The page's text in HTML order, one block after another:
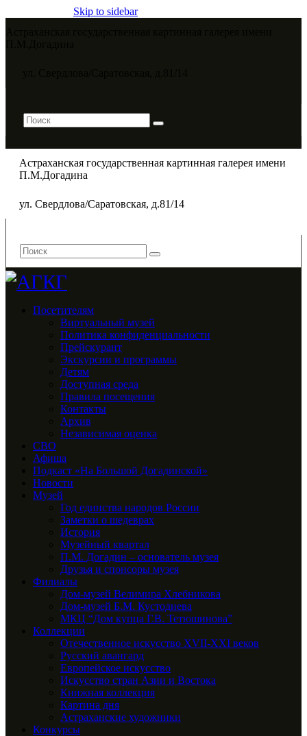
Skip to sidebar
Астраханская государственная картинная галерея имени
П.М.Догадина​
ул. Свердлова/Саратовская, д.81/14
Посетителям
Виртуальный музей
Политика конфиденциальности
Прейскурант
Экскурсии и программы
Детям
Доступная среда
Правила посещения
Контакты
Архив
Независимая оценка
СВО
Афиша
Подкаст «На Большой Догадинской»
Новости
Музей
Год единства народов России
Заметки о шедеврах
История
Музейный квартал
П.М. Догадин – основатель музея
Друзья и спонсоры музея
Филиалы
Дом-музей Велимира Хлебникова
Дом-музей Б.М. Кустодиева
МКЦ “Дом купца Г.В. Тетюшинова”
Коллекции
Отечественное искусство XVII-XXI веков
Русский авангард
Европейское искусство
Искусство стран Азии и Востока
Книжная коллекция
Картина дня
Астраханские художники
Конкурсы